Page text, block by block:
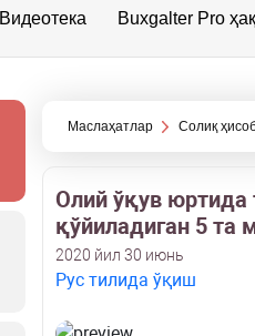
Видеотека Buxgalter Pro
Маслаҳатлар Солиқ
Олий ўқув юртида
қўйиладиган 5 та
2020 йил 30 июнь
Рус тилида ўқиш